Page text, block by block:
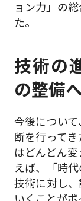
ョン力」の
た。
技術の
の整備
今後につい
断を行って
はどんどん
えば、「時
技術に対し